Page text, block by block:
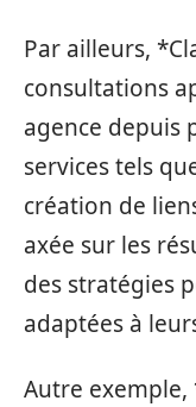
Par ailleurs,
consultations
agence depuis
services tels
création de
axée sur les
des stratégies
adaptées à
Autre